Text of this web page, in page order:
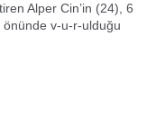
Alper Cin’in (24), 6
önünde v-u-r-ulduğu